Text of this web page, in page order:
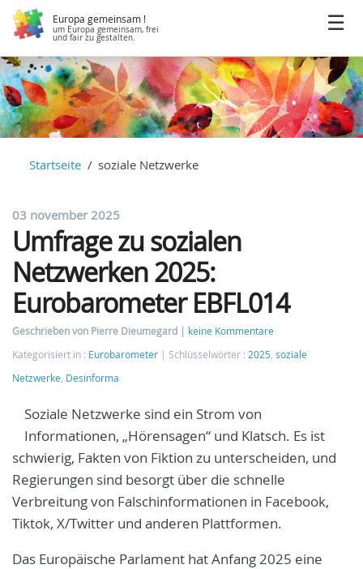
Europa gemeinsam !
um Europa gemeinsam, frei
und fair zu gestalten.
Startseite soziale Netzwerke
03 november 2025
Umfrage zu sozialen
Netzwerken 2025:
Eurobarometer EBFL014
Geschrieben von Pierre Dieumegard
keine Kommentare
Kategorisiert in : Eurobarometer Schlüsselwörter : 2025 soziale
Netzwerke Desinforma
Soziale Netzwerke sind ein Strom von
Informationen, „Hörensagen“ und Klatsch. Es ist
schwierig, Fakten von Fiktion zu unterscheiden, und
Regierungen sind besorgt über die schnelle
Verbreitung von Falschinformationen in Facebook,
Tiktok, X/Twitter und anderen Plattformen.
Das Europäische Parlament hat Anfang 2025 eine